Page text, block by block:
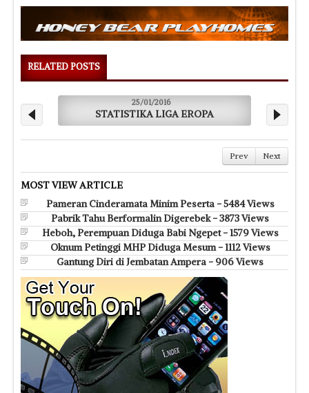
RELATED POSTS
STATISTIKA LIGA EROPA
25/
Nikmati Ciatox
Prev Next
MOST VIEW ARTICLE
Pameran Cinderamata Minim Peserta - 5484 Views
Pabrik Tahu Berformalin Digerebek - 3873 Views
Heboh, Perempuan Diduga Babi Ngepet - 1579 Views
Oknum Petinggi MHP Diduga Mesum - 1112 Views
Gantung Diri di Jembatan Ampera - 906 Views